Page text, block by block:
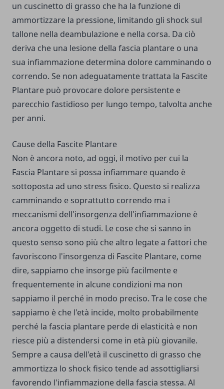
un cuscinetto di grasso che ha la funzione di
ammortizzare la pressione, limitando gli shock sul
tallone nella deambulazione e nella corsa. Da ciò
deriva che una lesione della fascia plantare o una
sua infiammazione determina dolore camminando o
correndo. Se non adeguatamente trattata la Fascite
Plantare può provocare dolore persistente e
parecchio fastidioso per lungo tempo, talvolta anche
per anni.
Cause della Fascite Plantare
Non è ancora noto, ad oggi, il motivo per cui la
Fascia Plantare si possa infiammare quando è
sottoposta ad uno stress fisico. Questo si realizza
camminando e soprattutto correndo ma i
meccanismi dell'insorgenza dell'infiammazione è
ancora oggetto di studi. Le cose che si sanno in
questo senso sono più che altro legate a fattori che
favoriscono l'insorgenza di Fascite Plantare, come
dire, sappiamo che insorge più facilmente e
frequentemente in alcune condizioni ma non
sappiamo il perché in modo preciso. Tra le cose che
sappiamo è che l'età incide, molto probabilmente
perché la fascia plantare perde di elasticità e non
riesce più a distendersi come in età più giovanile.
Sempre a causa dell'età il cuscinetto di grasso che
ammortizza lo shock fisico tende ad assottigliarsi
favorendo l'infiammazione della fascia stessa. Al